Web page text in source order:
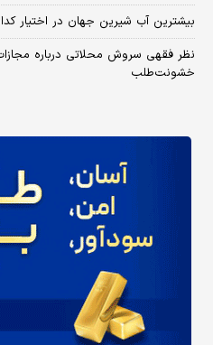
بیشترین آب شیرین جهان در اختیار
نظر فقهی سروش محلاتی درباره
خشونت‌طلب